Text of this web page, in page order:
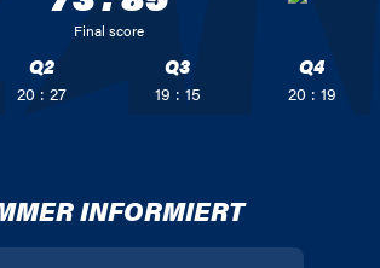
Final score
Q2
20 : 27
Q3
19 : 15
Q4
20 : 19
INFORMIERT